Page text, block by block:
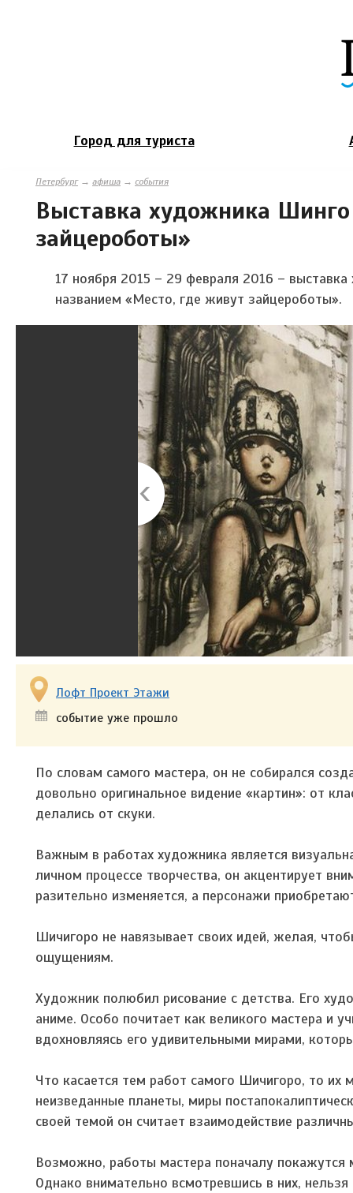
Город для туриста
Петербург→ афиша → события
Выставка художника
зайцероботы»
17 ноября 2015 – 29 февраля 2016 –
названием «Место, где живут зайцероботы».
Лофт Проект Этажи
событие уже прошло
По словам самого мастера, он не собирался
довольно оригинальное видение «картин»: от
делались от скуки.
Важным в работах художника является
личном процессе творчества, он акцентирует
разительно изменяется, а персонажи
Шичигоро не навязывает своих идей, желая,
ощущениям.
Художник полюбил рисование с детства. Его
аниме. Особо почитает как великого мастера и
вдохновляясь его удивительными мирами,
Что касается тем работ самого Шичигоро, то
неизведанные планеты, миры
своей темой он считает взаимодействие
Возможно, работы мастера поначалу
Однако внимательно всмотревшись в них,